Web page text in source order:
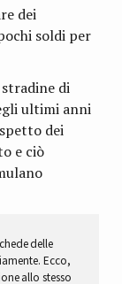
dei
soldi per
stradine di
ultimi anni
dei
e ciò
delle
Ecco,
allo stesso